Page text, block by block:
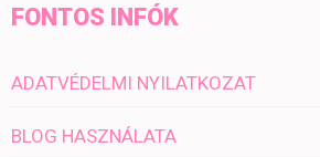
FONTOS INFÓK
ADATVÉDELMI NYILATKOZAT
BLOG HASZNÁLATA